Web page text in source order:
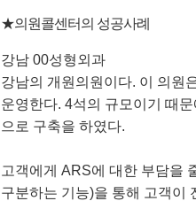
★의원콜센터의 성공사례
강남 00성형외과
강남의 개원의원이다. 이 의원
운영한다. 4석의 규모이기 때
으로 구축을 하였다.
고객에게 ARS에 대한 부담을
구분하는 기능)을 통해 고객이